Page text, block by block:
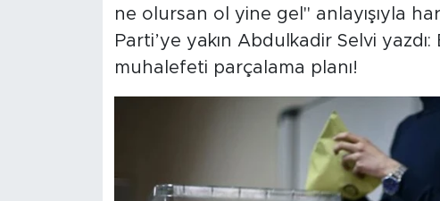
ne olursan ol yine gel" anlayışıyla
Parti’ye yakın Abdulkadir Selvi
muhalefeti parçalama planı!